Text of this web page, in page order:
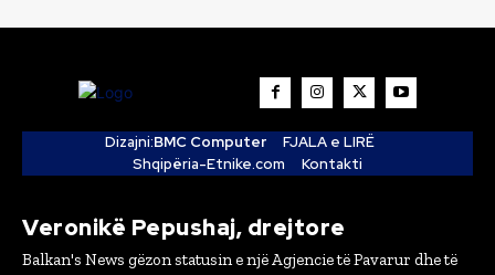
Dizajni:BMC Computer
FJALA e LIRË
Shqipëria-Etnike.com
Kontakti
Veronikë Pepushaj, drejtore
Balkan's News gëzon statusin e një Agjencie të Pavarur dhe të